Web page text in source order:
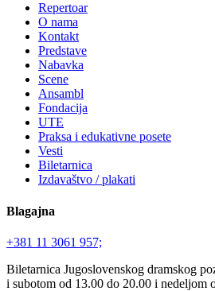
Repertoar
O nama
Kontakt
Predstave
Nabavka
Scene
Ansambl
Fondacija
UTE
Praksa i edukativne posete
Vesti
Biletarnica
Izdavaštvo / plakati
Blagajna
+381 11 3061 957;
Biletarnica Jugoslovenskog dramskog
i subotom od 13.00 do 20.00 i nedeljom